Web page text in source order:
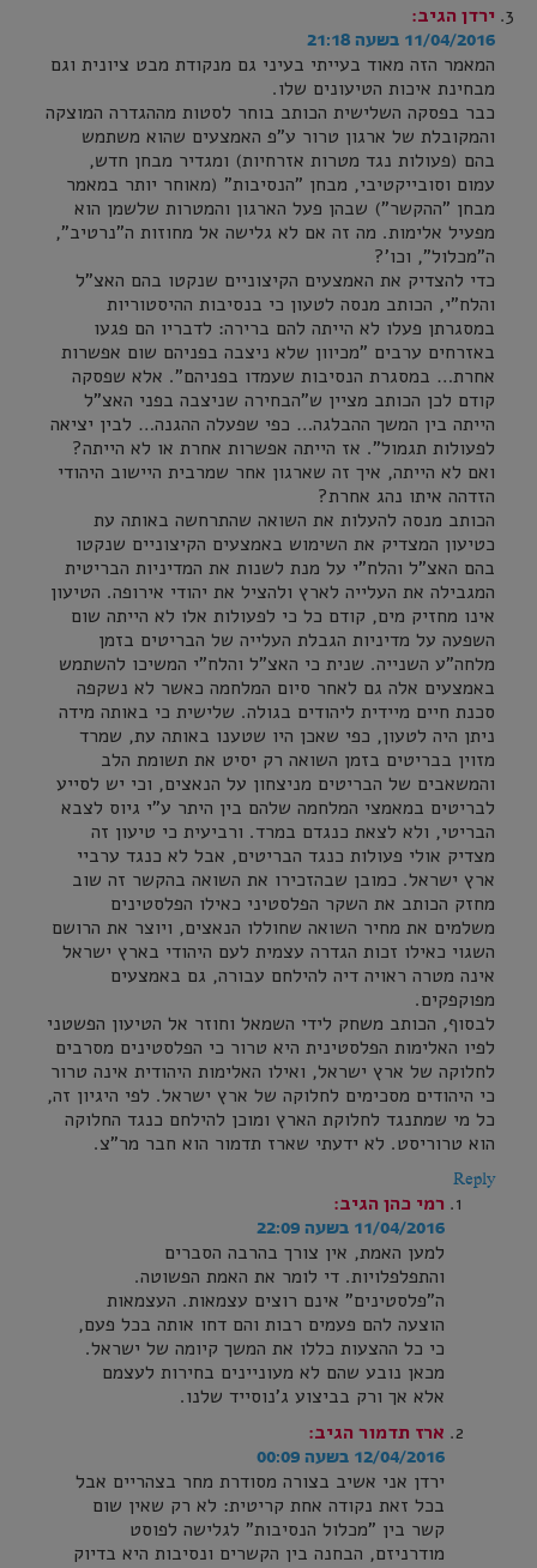
ירדן הגיב:
11/04/2016 בשעה 21:18
המאמר הזה מאוד בעייתי בעיני גם מנקודת מבט ציונית וגם
מבחינת איכות הטיעונים שלו.
כבר בפסקה השלישית הכותב בוחר לסטות מההגדרה המוצקה
והמקובלת של ארגון טרור ע"פ האמצעים שהוא משתמש
בהם (פעולות נגד מטרות אזרחיות) ומגדיר מבחן חדש,
עמום וסובייקטיבי, מבחן "הנסיבות" (מאוחר יותר במאמר
מבחן "ההקשר") שבהן פעל הארגון והמטרות שלשמן הוא
מפעיל אלימות. מה זה אם לא גלישה אל מחוזות ה"נרטיב",
ה"מכלול", וכו'?
כדי להצדיק את האמצעים הקיצוניים שנקטו בהם האצ"ל
והלח"י, הכותב מנסה לטעון כי בנסיבות ההיסטוריות
במסגרתן פעלו לא הייתה להם ברירה: לדבריו הם פגעו
באזרחים ערבים "מכיוון שלא ניצבה בפניהם שום אפשרות
אחרת… במסגרת הנסיבות שעמדו בפניהם". אלא שפסקה
קודם לכן הכותב מציין ש"הבחירה שניצבה בפני האצ"ל
הייתה בין המשך ההבלגה… כפי שפעלה ההגנה… לבין יציאה
לפעולות תגמול". אז הייתה אפשרות אחרת או לא הייתה?
ואם לא הייתה, איך זה שארגון אחר שמרבית היישוב היהודי
הזדהה איתו נהג אחרת?
הכותב מנסה להעלות את השואה שהתרחשה באותה עת
כטיעון המצדיק את השימוש באמצעים הקיצוניים שנקטו
בהם האצ"ל והלח"י על מנת לשנות את המדיניות הבריטית
המגבילה את העלייה לארץ ולהציל את יהודי אירופה. הטיעון
אינו מחזיק מים, קודם כל כי לפעולות אלו לא הייתה שום
השפעה על מדיניות הגבלת העלייה של הבריטים בזמן
מלחה"ע השנייה. שנית כי האצ"ל והלח"י המשיכו להשתמש
באמצעים אלה גם לאחר סיום המלחמה כאשר לא נשקפה
סכנת חיים מיידית ליהודים בגולה. שלישית כי באותה מידה
ניתן היה לטעון, כפי שאכן היו שטענו באותה עת, שמרד
מזוין בבריטים בזמן השואה רק יסיט את תשומת הלב
והמשאבים של הבריטים מניצחון על הנאצים, וכי יש לסייע
לבריטים במאמצי המלחמה שלהם בין היתר ע"י גיוס לצבא
הבריטי, ולא לצאת כנגדם במרד. ורביעית כי טיעון זה
מצדיק אולי פעולות כנגד הבריטים, אבל לא כנגד ערביי
ארץ ישראל. כמובן שבהזכירו את השואה בהקשר זה שוב
מחזק הכותב את השקר הפלסטיני כאילו הפלסטינים
משלמים את מחיר השואה שחוללו הנאצים, ויוצר את הרושם
השגוי כאילו זכות הגדרה עצמית לעם היהודי בארץ ישראל
אינה מטרה ראויה דיה להילחם עבורה, גם באמצעים
מפוקפקים.
לבסוף, הכותב משחק לידי השמאל וחוזר אל הטיעון הפשטני
לפיו האלימות הפלסטינית היא טרור כי הפלסטינים מסרבים
לחלוקה של ארץ ישראל, ואילו האלימות היהודית אינה טרור
כי היהודים מסכימים לחלוקה של ארץ ישראל. לפי היגיון זה,
כל מי שמתנגד לחלוקת הארץ ומוכן להילחם כנגד החלוקה
הוא טרוריסט. לא ידעתי שארז תדמור הוא חבר מר"צ.
Reply
רמי כהן הגיב:
11/04/2016 בשעה 22:09
למען האמת, אין צורך בהרבה הסברים
והתפלפלויות. די לומר את האמת הפשוטה.
ה"פלסטינים" אינם רוצים עצמאות. העצמאות
הוצעה להם פעמים רבות והם דחו אותה בכל פעם,
כי כל ההצעות כללו את המשך קיומה של ישראל.
מכאן נובע שהם לא מעוניינים בחירות לעצמם
אלא אך ורק בביצוע ג'נוסייד שלנו.
ארז תדמור הגיב:
12/04/2016 בשעה 00:09
ירדן אני אשיב בצורה מסודרת מחר בצהריים אבל
בכל זאת נקודה אחת קריטית: לא רק שאין שום
קשר בין "מכלול הנסיבות" לגלישה לפוסט
מודרניזם, הבחנה בין הקשרים ונסיבות היא בדיוק